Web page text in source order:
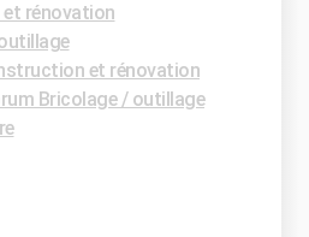
rénovation
et rénovation
Bricolage / outillage